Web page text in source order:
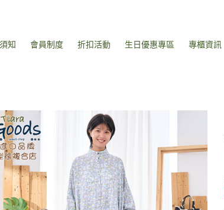
知 會員制度 折扣活動 生日優惠專區 專櫃資訊